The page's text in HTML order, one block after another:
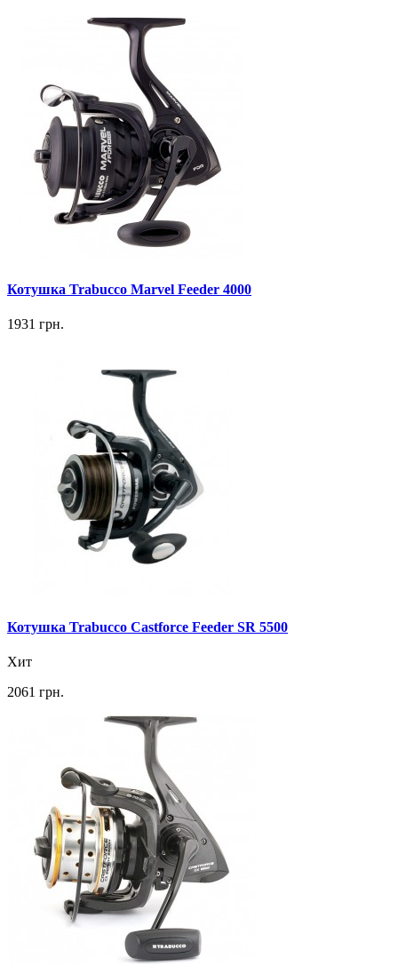
Котушка Trabucco Marvel Feeder 4000
1931 грн.
Котушка Trabucco Castforce Feeder SR 5500
Хит
2061 грн.